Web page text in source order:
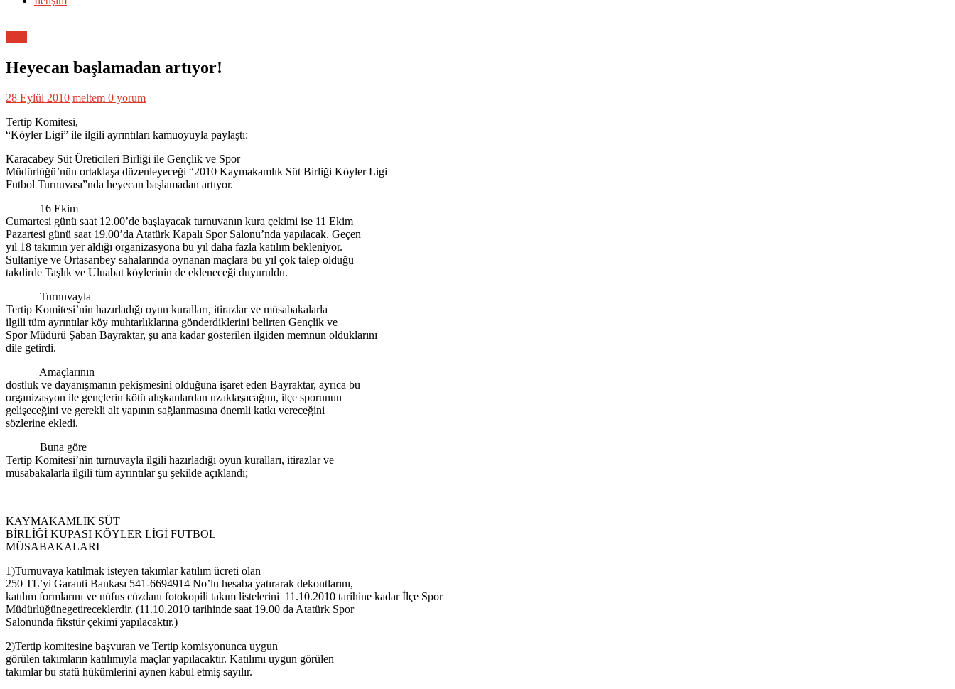
Heyecan başlamadan artıyor!
28 Eylül 2010 meltem 0 yorum
Tertip Komitesi,
“Köyler Ligi” ile ilgili ayrıntıları kamuoyuyla paylaştı:
Karacabey Süt Üreticileri Birliği ile Gençlik ve Spor
Müdürlüğü’nün ortaklaşa düzenleyeceği “2010 Kaymakamlık Süt Birliği Köyler Ligi
Futbol Turnuvası”nda heyecan başlamadan artıyor.
16 Ekim
Cumartesi günü saat 12.00’de başlayacak turnuvanın kura çekimi ise 11 Ekim
Pazartesi günü saat 19.00’da Atatürk Kapalı Spor Salonu’nda yapılacak. Geçen
yıl 18 takımın yer aldığı organizasyona bu yıl daha fazla katılım bekleniyor.
Sultaniye ve Ortasarıbey sahalarında oynanan maçlara bu yıl çok talep olduğu
takdirde Taşlık ve Uluabat köylerinin de ekleneceği duyuruldu.
Turnuvayla
Tertip Komitesi’nin hazırladığı oyun kuralları, itirazlar ve müsabakalarla
ilgili tüm ayrıntılar köy muhtarlıklarına gönderdiklerini belirten Gençlik ve
Spor Müdürü Şaban Bayraktar, şu ana kadar gösterilen ilgiden memnun olduklarını
dile getirdi.
Amaçlarının
dostluk ve dayanışmanın pekişmesini olduğuna işaret eden Bayraktar, ayrıca bu
organizasyon ile gençlerin kötü alışkanlardan uzaklaşacağını, ilçe sporunun
gelişeceğini ve gerekli alt yapının sağlanmasına önemli katkı vereceğini
sözlerine ekledi.
Buna göre
Tertip Komitesi’nin turnuvayla ilgili hazırladığı oyun kuralları, itirazlar ve
müsabakalarla ilgili tüm ayrıntılar şu şekilde açıklandı;
KAYMAKAMLIK SÜT
BİRLİĞİ KUPASI KÖYLER LİGİ FUTBOL
MÜSABAKALARI
1)Turnuvaya katılmak isteyen takımlar katılım ücreti olan
250 TL’yi Garanti Bankası 541-6694914 No’lu hesaba yatırarak dekontlarını,
katılım formlarını ve nüfus cüzdanı fotokopili takım listelerini 11.10.2010 tarihine kadar İlçe Spor
Müdürlüğünegetireceklerdir. (11.10.2010 tarihinde saat 19.00 da Atatürk Spor
Salonunda fikstür çekimi yapılacaktır.)
2)Tertip komitesine başvuran ve Tertip komisyonunca uygun
görülen takımların katılımıyla maçlar yapılacaktır. Katılımı uygun görülen
takımlar bu statü hükümlerini aynen kabul etmiş sayılır.